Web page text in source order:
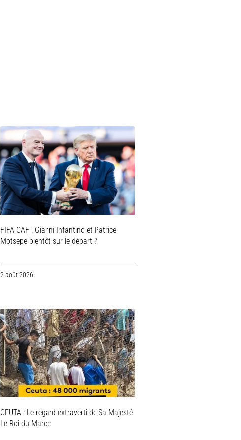
FIFA-CAF : Gianni Infantino et Patrice
Motsepe bientôt sur le départ ?
2 août 2026
CEUTA : Le regard extraverti de Sa Majesté
Le Roi du Maroc